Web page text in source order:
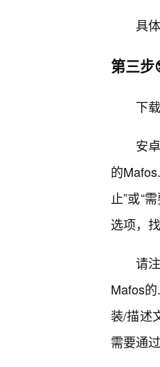
具
第三步
下
安
的
止”或“
选项，
请
Mafos
装/描述
需要通